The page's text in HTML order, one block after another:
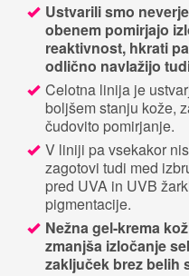
Ustvarili smo
obenem pomirjajo
reaktivnost, hkrati
odlično navlažijo
Celotna linija je
boljšem stanju kože,
čudovito pomirjanje.
V liniji pa vsekakor
zagotovi tudi med
pred UVA in UVB
pigmentacije.
Nežna gel-krema
zmanjša izločanje
zaključek brez belih